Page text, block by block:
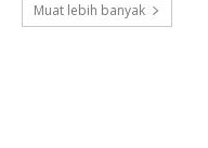
Muat lebih banyak